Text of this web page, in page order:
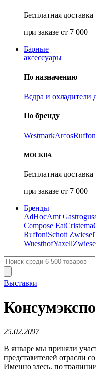
Бесплатная доставка
при заказе от 7 000
Барные
аксессуары
По назначению
Ведра и охладители
По бренду
WestmarkArcos
МОСКВА
Бесплатная доставка
при заказе от 7 000
Бренды
AdHocAmt
Compose EatCristema
RuffoniSchott Zwiesel
WuesthofYaxell
Выставки
25.02.2007
В январе мы приняли
представителей отрасли
Именно здесь, по